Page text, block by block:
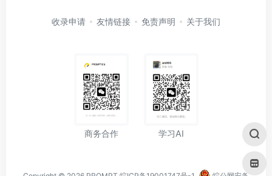
收录申请 友情链接 免责声明 关于我们
商务合作 学习AI